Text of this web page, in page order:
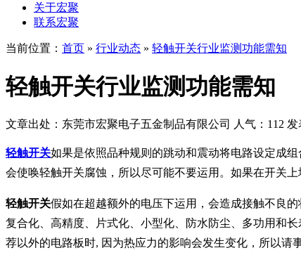
关于宏聚
联系宏聚
当前位置： 首页 » 行业动态 » 轻触开关行业监测功能需知
轻触开关行业监测功能需知
文章出处：东莞市宏聚电子五金制品有限公司 人气：112 发
轻触开关如果是依照品种规则的跳动和震动将电路设定成
会使唤轻触开关腐蚀，所以尽可能不要运用。如果在开关
轻触开关假如在超越额外的电压下运用，会造成接触不良
复合化、高精度、片式化、小型化、防水防尘、多功用和
荐以外的电路板时, 因为热应力的影响会发生变化，所以